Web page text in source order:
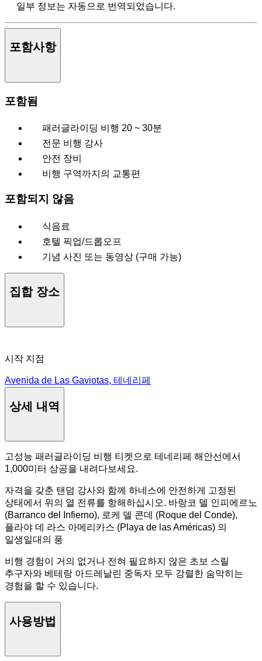
일부 정보는 자동으로 번역되었습니다.
포함사항
포함됨
패러글라이딩 비행 20 ~ 30분
전문 비행 강사
안전 장비
비행 구역까지의 교통편
포함되지 않음
식음료
호텔 픽업/드롭오프
기념 사진 또는 동영상 (구매 가능)
집합 장소
시작 지점
Avenida de Las Gaviotas, 테네리페
상세 내역
고성능 패러글라이딩 비행 티켓으로 테네리페 해안선에서
1,000미터 상공을 내려다보세요.
자격을 갖춘 탠덤 강사와 함께 하네스에 안전하게 고정된
상태에서 위의 열 전류를 항해하십시오. 바랑코 델 인피에르노
(Barranco del Infierno), 로케 델 콘데 (Roque del Conde),
플라야 데 라스 아메리카스 (Playa de las Américas) 의
일생일대의 풍
비행 경험이 거의 없거나 전혀 필요하지 않은 초보 스릴
추구자와 베테랑 아드레날린 중독자 모두 강렬한 숨막히는
경험을 할 수 있습니다.
사용방법